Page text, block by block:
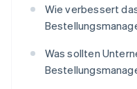
Wie verbessert
Was sollten